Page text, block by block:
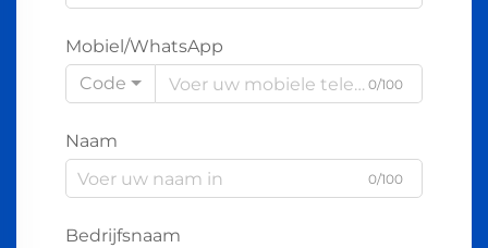
Mobiel/WhatsApp
Code
0/100
Naam
0/100
Bedrijfsnaam